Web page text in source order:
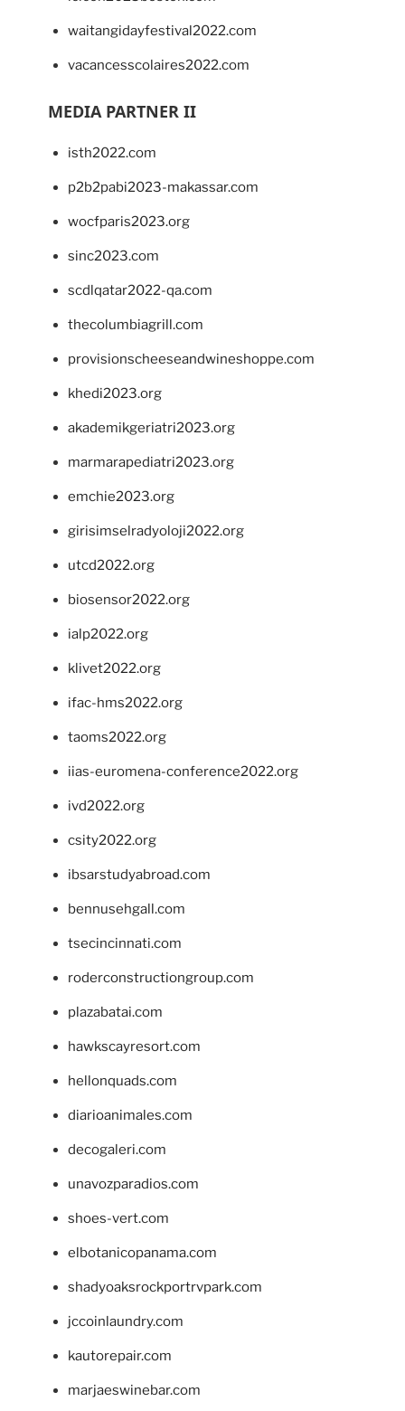
waitangidayfestival2022.com
vacancesscolaires2022.com
MEDIA PARTNER II
isth2022.com
p2b2pabi2023-makassar.com
wocfparis2023.org
sinc2023.com
scdlqatar2022-qa.com
thecolumbiagrill.com
provisionscheeseandwineshoppe.com
khedi2023.org
akademikgeriatri2023.org
marmarapediatri2023.org
emchie2023.org
girisimselradyoloji2022.org
utcd2022.org
biosensor2022.org
ialp2022.org
klivet2022.org
ifac-hms2022.org
taoms2022.org
iias-euromena-conference2022.org
ivd2022.org
csity2022.org
ibsarstudyabroad.com
bennusehgall.com
tsecincinnati.com
roderconstructiongroup.com
plazabatai.com
hawkscayresort.com
hellonquads.com
diarioanimales.com
decogaleri.com
unavozparadios.com
shoes-vert.com
elbotanicopanama.com
shadyoaksrockportrvpark.com
jccoinlaundry.com
kautorepair.com
marjaeswinebar.com